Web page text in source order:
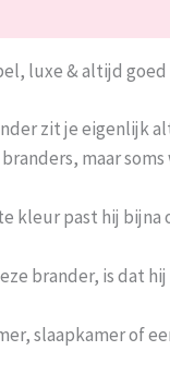
luxe & altijd goed
zit je eigenlijk
maar
kleur past hij
brander, is dat
slaapkamer of